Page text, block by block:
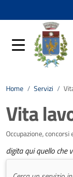
Home / Servizi /
Vita
Occupazione, concorsi
digita qui quello che